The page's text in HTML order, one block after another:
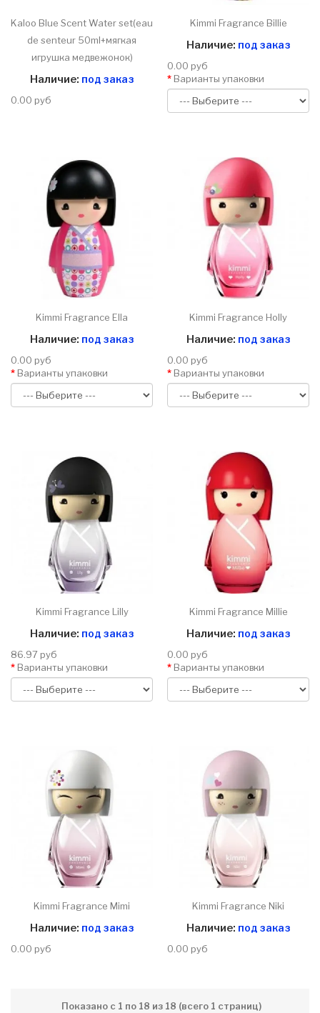
Kaloo Blue Scent Water set(eau
de senteur 50ml+мягкая
игрушка медвежонок)
Наличие: под заказ
0.00 руб
Kimmi Fragrance Billie
Наличие: под заказ
0.00 руб
Варианты упаковки
Kimmi Fragrance Ella
Наличие: под заказ
0.00 руб
Варианты упаковки
Kimmi Fragrance Holly
Наличие: под заказ
0.00 руб
Варианты упаковки
Kimmi Fragrance Lilly
Наличие: под заказ
86.97 руб
Варианты упаковки
Kimmi Fragrance Millie
Наличие: под заказ
0.00 руб
Варианты упаковки
Kimmi Fragrance Mimi
Наличие: под заказ
0.00 руб
Kimmi Fragrance Niki
Наличие: под заказ
0.00 руб
Показано с 1 по 18 из 18 (всего 1 страниц)